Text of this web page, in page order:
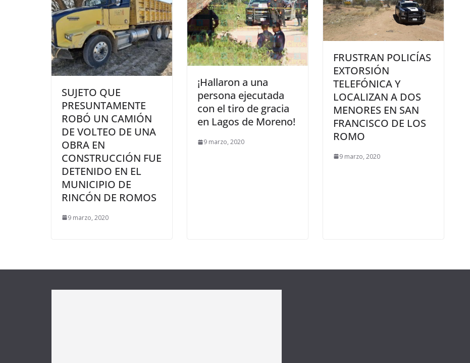
SUJETO QUE
PRESUNTAMENTE
ROBÓ UN CAMIÓN
DE VOLTEO DE UNA
OBRA EN
CONSTRUCCIÓN FUE
DETENIDO EN EL
MUNICIPIO DE
RINCÓN DE ROMOS
9 marzo, 2020
¡Hallaron a una
persona ejecutada
con el tiro de gracia
en Lagos de Moreno!
9 marzo, 2020
FRUSTRAN POLICÍAS
EXTORSIÓN
TELEFÓNICA Y
LOCALIZAN A DOS
MENORES EN SAN
FRANCISCO DE LOS
ROMO
9 marzo, 2020